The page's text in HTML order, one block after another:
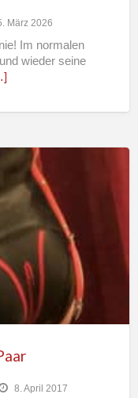
März 2026
Im normalen
wieder seine
8. April 2017